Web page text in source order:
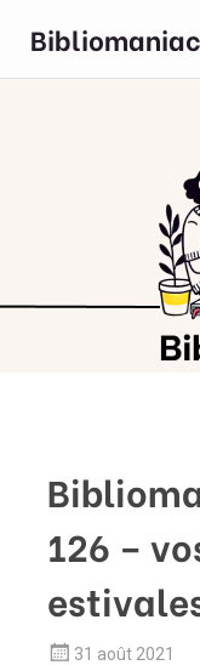
contenu
126 –
31 août 2021